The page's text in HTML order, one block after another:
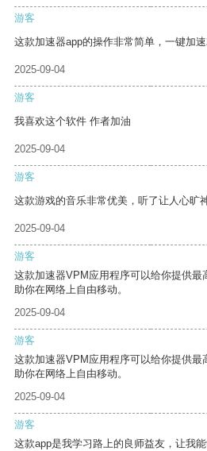
游客
这款加速器app的操作非常简单，一键加速
2025-09-04
游客
我喜欢这个软件 作者加油
2025-09-04
游客
这款游戏的音乐非常优美，听了让人心旷神
2025-09-04
游客
这款加速器VPM应用程序可以给你提供最
助你在网络上自由移动。
2025-09-04
游客
这款加速器VPM应用程序可以给你提供最
助你在网络上自由移动。
2025-09-04
游客
这款app是我学习路上的良师益友，让我